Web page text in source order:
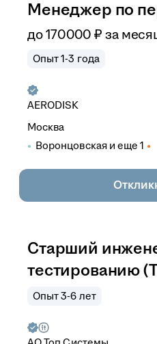
Менеджер по
до170 000 ₽ за
Опыт 1-3 года
AERODISK
Москва
Воронцовская и еще 1
Старший
тестированию
Опыт 3-6 лет